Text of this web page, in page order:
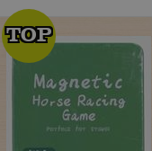
TOP
TOP